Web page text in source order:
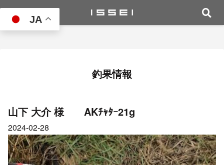
JA
釣果情報
山下 大介 様 AKﾁｬﾀｰ21g
2024-02-28